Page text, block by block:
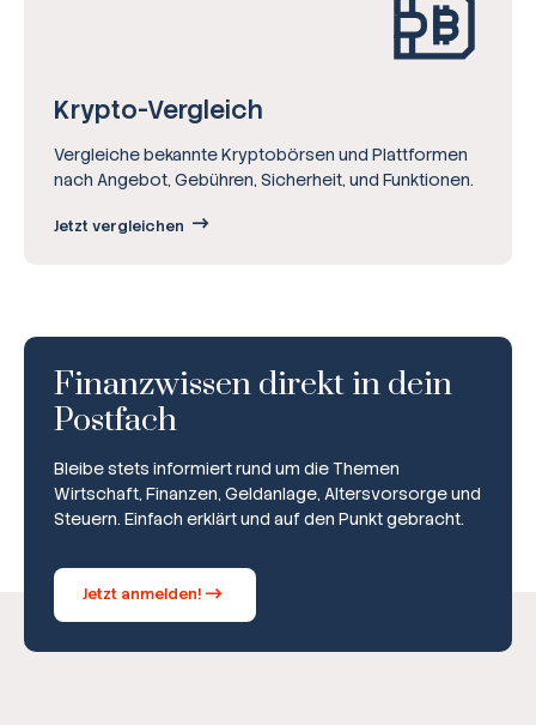
Krypto-Vergleich
Vergleiche bekannte Kryptobörsen und Plattformen
nach Angebot, Gebühren, Sicherheit, und Funktionen.
Jetzt vergleichen
Finanzwissen direkt in dein
Postfach
Bleibe stets informiert rund um die Themen
Wirtschaft, Finanzen, Geldanlage, Altersvorsorge und
Steuern. Einfach erklärt und auf den Punkt gebracht.
Jetzt anmelden!